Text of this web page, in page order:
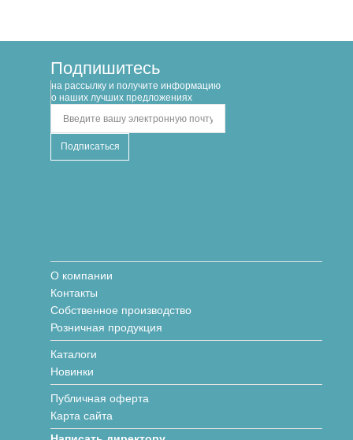
Подпишитесь
на рассылку и получите информацию
о наших лучших предложениях
О компании
Контакты
Собственное производство
Розничная продукция
Каталоги
Новинки
Публичная оферта
Карта сайта